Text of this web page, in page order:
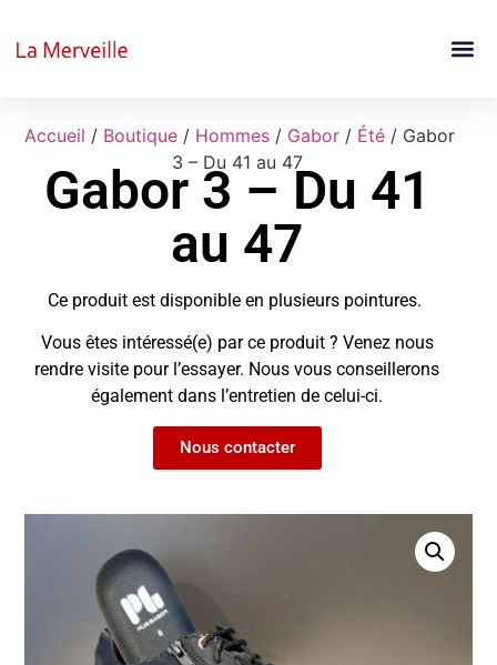
Accueil / Boutique / Hommes / Gabor / Été / Gabor
3 – Du 41 au 47
Gabor 3 – Du 41
au 47
Ce produit est disponible en plusieurs pointures.
Vous êtes intéressé(e) par ce produit ? Venez nous
rendre visite pour l’essayer. Nous vous conseillerons
également dans l’entretien de celui-ci.
Nous contacter